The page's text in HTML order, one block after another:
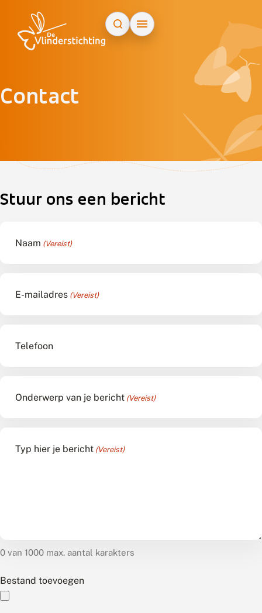
Contact
Stuur ons een bericht
Naam (Vereist)
E-mailadres (Vereist)
Telefoon
Onderwerp van je bericht (Vereist)
Typ hier je bericht (Vereist)
0 van 1000 max. aantal karakters
Bestand toevoegen